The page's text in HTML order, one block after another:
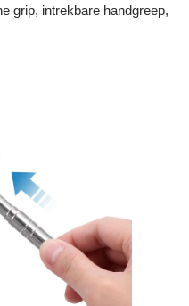
grip, intrekbare handgreep,